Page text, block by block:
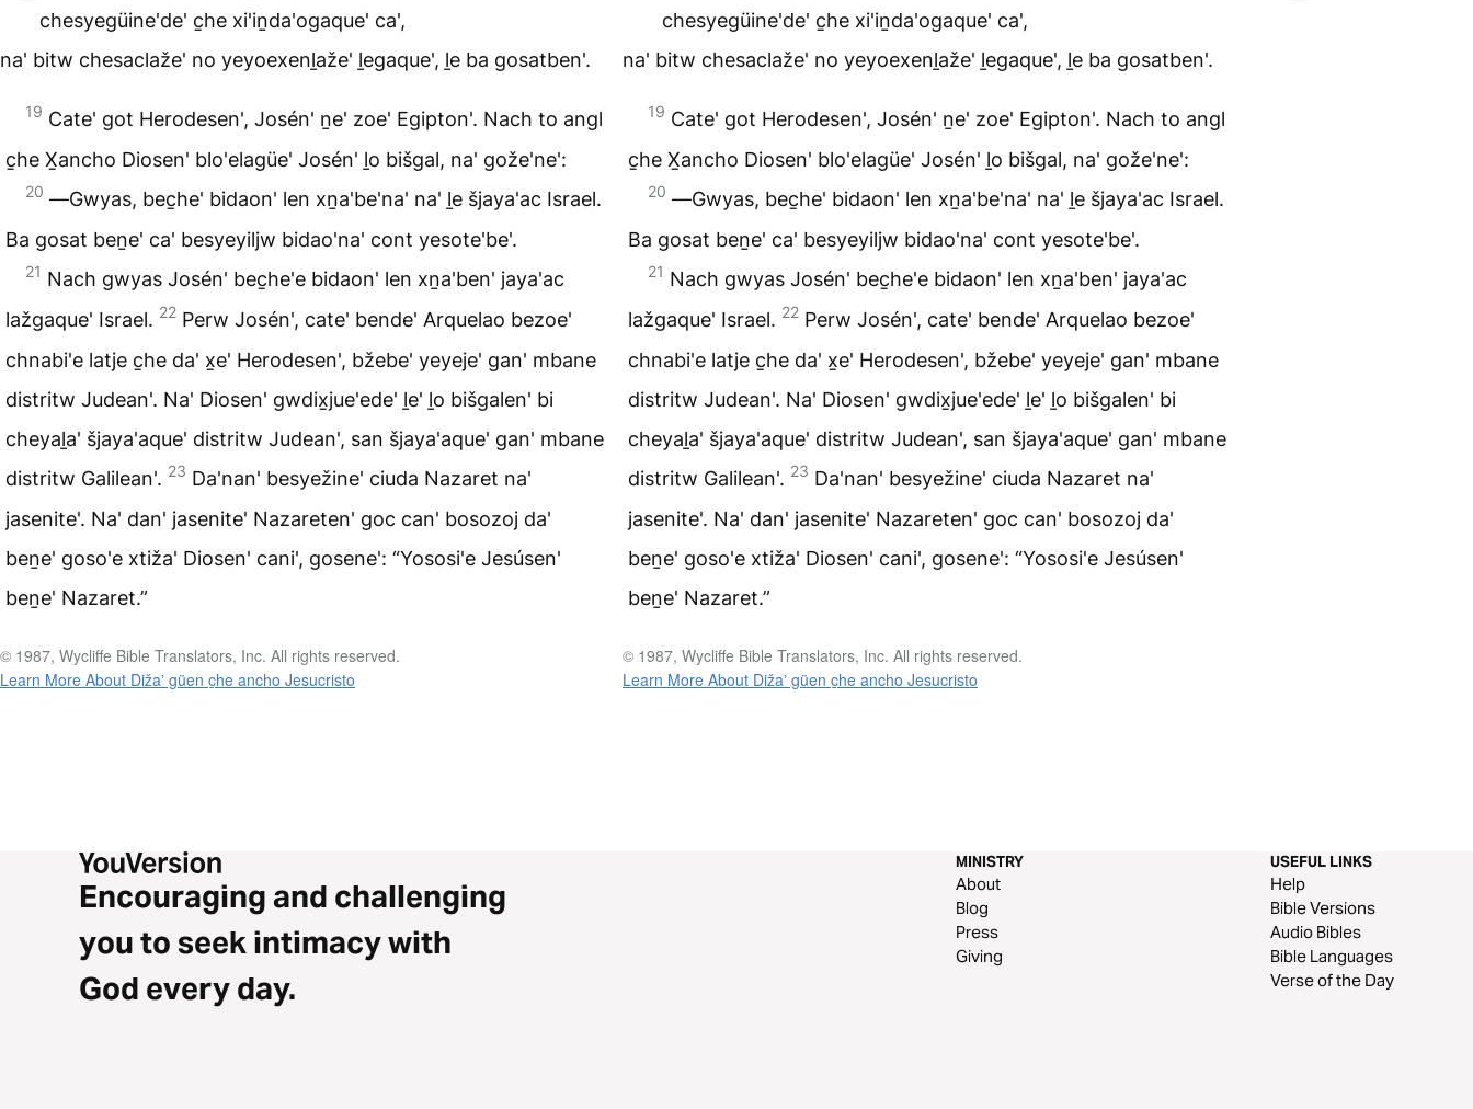
chesyegüine'de' c̱he xi'iṉda'ogaque' ca',
na' bitw chesaclaže' no yeyoexenḻaže' ḻegaque', ḻe ba gosatben'.
19 Cate' got Herodesen', Josén' ṉe' zoe' Egipton'. Nach to angl
c̱he X̱ancho Diosen' blo'elagüe' Josén' ḻo bišgal, na' gože'ne':
20 ―Gwyas, bec̱he' bidaon' len xṉa'be'na' na' ḻe šjaya'ac Israel.
Ba gosat beṉe' ca' besyeyiljw bidao'na' cont yesote'be'.
21 Nach gwyas Josén' bec̱he'e bidaon' len xṉa'ben' jaya'ac
lažgaque' Israel. 22 Perw Josén', cate' bende' Arquelao bezoe'
chnabi'e latje c̱he da' x̱e' Herodesen', bžebe' yeyeje' gan' mbane
distritw Judean'. Na' Diosen' gwdix̱jue'ede' ḻe' ḻo bišgalen' bi
cheyaḻa' šjaya'aque' distritw Judean', san šjaya'aque' gan' mbane
distritw Galilean'. 23 Da'nan' besyežine' ciuda Nazaret na'
jasenite'. Na' dan' jasenite' Nazareten' goc can' bosozoj da'
beṉe' goso'e xtiža' Diosen' cani', gosene': “Yososi'e Jesúsen'
beṉe' Nazaret.”
© 1987, Wycliffe Bible Translators, Inc. All rights reserved.
Learn More About Dižaʼ güen c̱he ancho Jesucristo
chesyegüine'de' c̱he xi'iṉda'ogaque' ca',
na' bitw chesaclaže' no yeyoexenḻaže' ḻegaque', ḻe ba gosatben'.
19 Cate' got Herodesen', Josén' ṉe' zoe' Egipton'. Nach to angl
c̱he X̱ancho Diosen' blo'elagüe' Josén' ḻo bišgal, na' gože'ne':
20 ―Gwyas, bec̱he' bidaon' len xṉa'be'na' na' ḻe šjaya'ac Israel.
Ba gosat beṉe' ca' besyeyiljw bidao'na' cont yesote'be'.
21 Nach gwyas Josén' bec̱he'e bidaon' len xṉa'ben' jaya'ac
lažgaque' Israel. 22 Perw Josén', cate' bende' Arquelao bezoe'
chnabi'e latje c̱he da' x̱e' Herodesen', bžebe' yeyeje' gan' mbane
distritw Judean'. Na' Diosen' gwdix̱jue'ede' ḻe' ḻo bišgalen' bi
cheyaḻa' šjaya'aque' distritw Judean', san šjaya'aque' gan' mbane
distritw Galilean'. 23 Da'nan' besyežine' ciuda Nazaret na'
jasenite'. Na' dan' jasenite' Nazareten' goc can' bosozoj da'
beṉe' goso'e xtiža' Diosen' cani', gosene': “Yososi'e Jesúsen'
beṉe' Nazaret.”
© 1987, Wycliffe Bible Translators, Inc. All rights reserved.
Learn More About Dižaʼ güen c̱he ancho Jesucristo
Encouraging and challenging
you to seek intimacy with
God every day.
MINISTRY
About
Blog
Press
Giving
USEFUL LINKS
Help
Bible Versions
Audio Bibles
Bible Languages
Verse of the Day